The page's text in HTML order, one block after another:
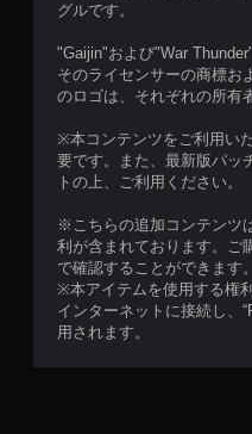
グルです。
"Gaijin"および"War
そのライセンサーの商標お
のロゴは、それぞれの所有
※本コンテンツをご利用い
要です。また、最新版パッ
トの上、ご利用ください。
※こちらの追加コンテンツ
利が含まれております。ご
で確認することができます。
※本アイテムを使用する権
インターネットに接続し、
用されます。